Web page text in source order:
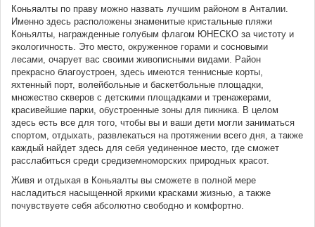
Коньяалты по праву можно назвать лучшим районом в Анталии.
Именно здесь расположены знаменитые кристальные пляжи
Коньялты, награжденные голубым флагом ЮНЕСКО за чистоту и
экологичность. Это место, окруженное горами и сосновыми
лесами, очарует вас своими живописными видами. Район
прекрасно благоустроен, здесь имеются теннисные корты,
яхтенный порт, волейбольные и баскетбольные площадки,
множество скверов с детскими площадками и тренажерами,
красивейшие парки, обустроенные зоны для пикника. В целом
здесь есть все для того, чтобы вы и ваши дети могли заниматься
спортом, отдыхать, развлекаться на протяжении всего дня, а также
каждый найдет здесь для себя уединенное место, где сможет
расслабиться среди средиземноморских природных красот.
Живя и отдыхая в Коньяалты вы сможете в полной мере
насладиться насыщенной яркими красками жизнью, а также
почувствуете себя абсолютно свободно и комфортно.